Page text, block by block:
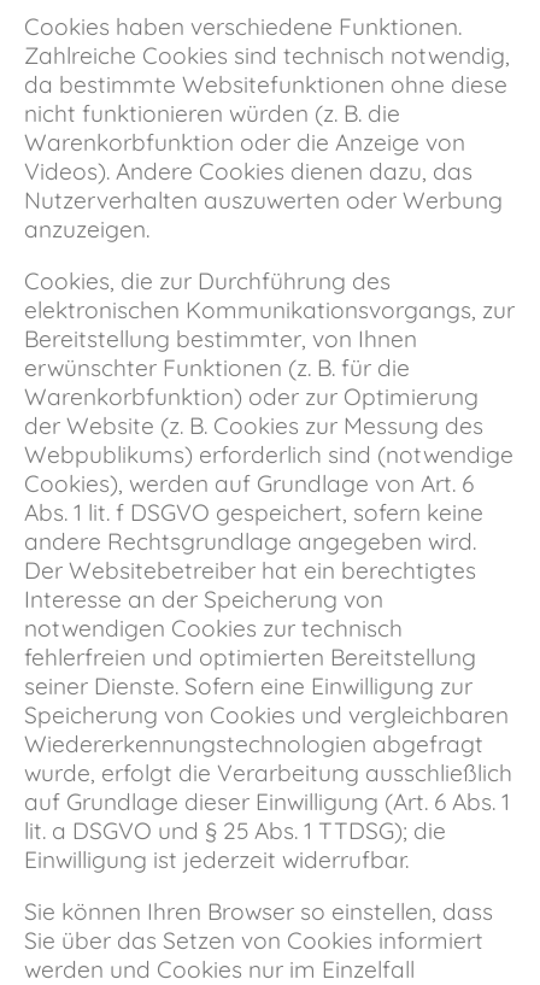
Cookies haben verschiedene Funktionen.
Zahlreiche Cookies sind technisch notwendig,
da bestimmte Websitefunktionen ohne diese
nicht funktionieren würden (z. B. die
Warenkorbfunktion oder die Anzeige von
Videos). Andere Cookies dienen dazu, das
Nutzerverhalten auszuwerten oder Werbung
anzuzeigen.
Cookies, die zur Durchführung des
elektronischen Kommunikationsvorgangs, zur
Bereitstellung bestimmter, von Ihnen
erwünschter Funktionen (z. B. für die
Warenkorbfunktion) oder zur Optimierung
der Website (z. B. Cookies zur Messung des
Webpublikums) erforderlich sind (notwendige
Cookies), werden auf Grundlage von Art. 6
Abs. 1 lit. f DSGVO gespeichert, sofern keine
andere Rechtsgrundlage angegeben wird.
Der Websitebetreiber hat ein berechtigtes
Interesse an der Speicherung von
notwendigen Cookies zur technisch
fehlerfreien und optimierten Bereitstellung
seiner Dienste. Sofern eine Einwilligung zur
Speicherung von Cookies und vergleichbaren
Wiedererkennungstechnologien abgefragt
wurde, erfolgt die Verarbeitung ausschließlich
auf Grundlage dieser Einwilligung (Art. 6 Abs. 1
lit. a DSGVO und § 25 Abs. 1 TTDSG); die
Einwilligung ist jederzeit widerrufbar.
Sie können Ihren Browser so einstellen, dass
Sie über das Setzen von Cookies informiert
werden und Cookies nur im Einzelfall